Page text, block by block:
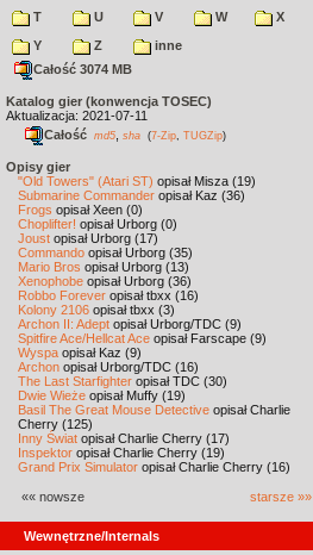
T
U V W
X
Y
Z
inne
Całość 3074 MB
Katalog gier (konwencja TOSEC)
Aktualizacja: 2021-07-11
Całość md5 sha (7-Zip TUGZip)
Opisy gier
"Old Towers" (Atari ST) opisał Misza (19)
Submarine Commander opisał Kaz (36)
Frogs opisał Xeen (0)
Choplifter! opisał Urborg (0)
Joust opisał Urborg (17)
Commando opisał Urborg (35)
Mario Bros opisał Urborg (13)
Xenophobe opisał Urborg (36)
Robbo Forever opisał tbxx (16)
Kolony 2106 opisał tbxx (3)
Archon II: Adept opisał Urborg/TDC (9)
Spitfire Ace/Hellcat Ace opisał Farscape (9)
Wyspa opisał Kaz (9)
Archon opisał Urborg/TDC (16)
The Last Starfighter opisał TDC (30)
Dwie Wieże opisał Muffy (19)
Basil The Great Mouse Detective opisał Charlie
Cherry (125)
Inny Świat opisał Charlie Cherry (17)
Inspektor opisał Charlie Cherry (19)
Grand Prix Simulator opisał Charlie Cherry (16)
«« nowsze starsze »»
Wewnętrzne/Internals